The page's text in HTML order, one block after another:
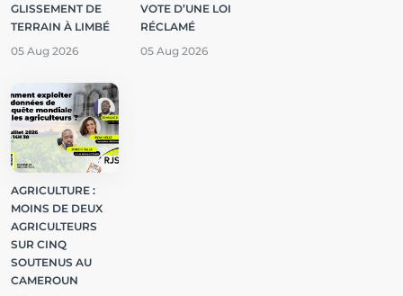
GLISSEMENT DE
TERRAIN À LIMBÉ
05 Aug 2026
VOTE D’UNE LOI
RÉCLAMÉ
05 Aug 2026
AGRICULTURE :
MOINS DE DEUX
AGRICULTEURS
SUR CINQ
SOUTENUS AU
CAMEROUN